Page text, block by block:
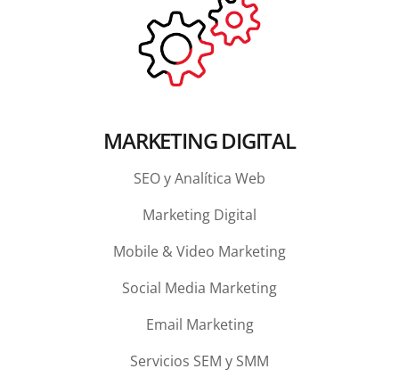
MARKETING DIGITAL
SEO y Analítica Web
Marketing Digital
Mobile & Video Marketing
Social Media Marketing
Email Marketing
Servicios SEM y SMM